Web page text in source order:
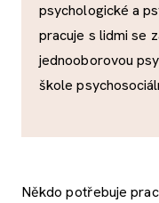
psychologické a
pracuje s lidmi se
jednooborovou
škole
Někdo potřebuje